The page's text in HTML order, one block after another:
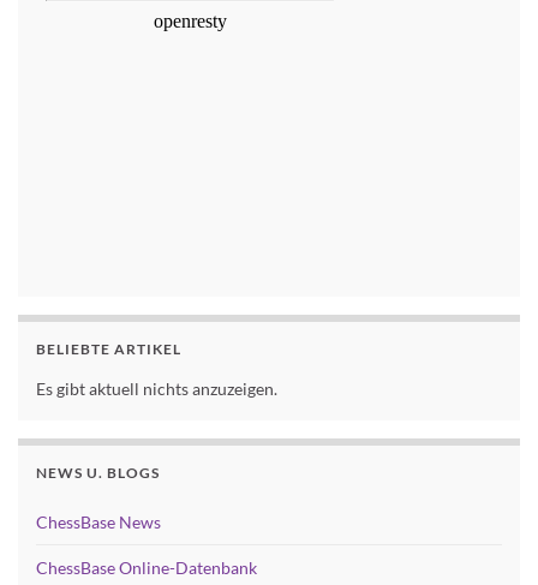
BELIEBTE ARTIKEL
Es gibt aktuell nichts anzuzeigen.
NEWS U. BLOGS
ChessBase News
ChessBase Online-Datenbank